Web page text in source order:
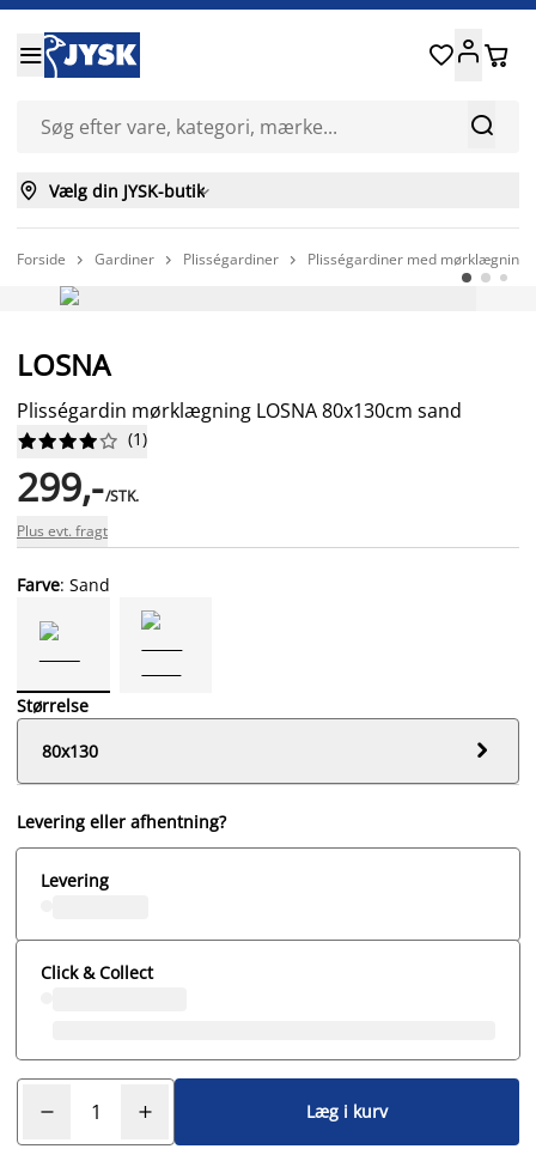


 
 Vælg din JYSK-butik
Forside  Gardiner  Plisségardiner  Plisségardiner med mørklægning
LOSNA
Plisségardin mørklægning LOSNA 80x130cm sand





 (1)
299,-/STK.
Plus evt. fragt
Farve: Sand
Størrelse
80x130

Levering eller afhentning?
Levering
Click & Collect
Læg i kurv